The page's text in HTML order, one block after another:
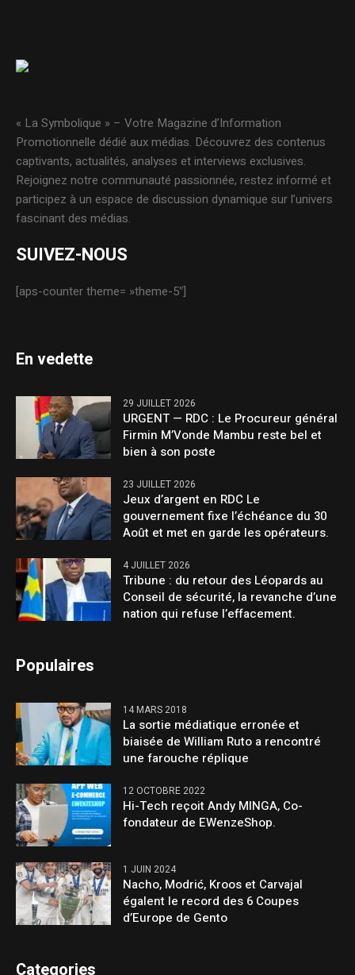
« La Symbolique » – Votre Magazine d’Information
Promotionnelle dédié aux médias. Découvrez des contenus
captivants, actualités, analyses et interviews exclusives.
Rejoignez notre communauté passionnée, restez informé et
participez à un espace de discussion dynamique sur l’univers
fascinant des médias.
SUIVEZ-NOUS
[aps-counter theme= »theme-5″]
En vedette
29 JUILLET 2026
URGENT — RDC : Le Procureur général
Firmin M’Vonde Mambu reste bel et
bien à son poste
23 JUILLET 2026
Jeux d’argent en RDC Le
gouvernement fixe l’échéance du 30
Août et met en garde les opérateurs.
4 JUILLET 2026
Tribune : du retour des Léopards au
Conseil de sécurité, la revanche d’une
nation qui refuse l’effacement.
Populaires
14 MARS 2018
La sortie médiatique erronée et
biaisée de William Ruto a rencontré
une farouche réplique
12 OCTOBRE 2022
Hi-Tech reçoit Andy MINGA, Co-
fondateur de EWenzeShop.
1 JUIN 2024
Nacho, Modrić, Kroos et Carvajal
égalent le record des 6 Coupes
d’Europe de Gento
Categories